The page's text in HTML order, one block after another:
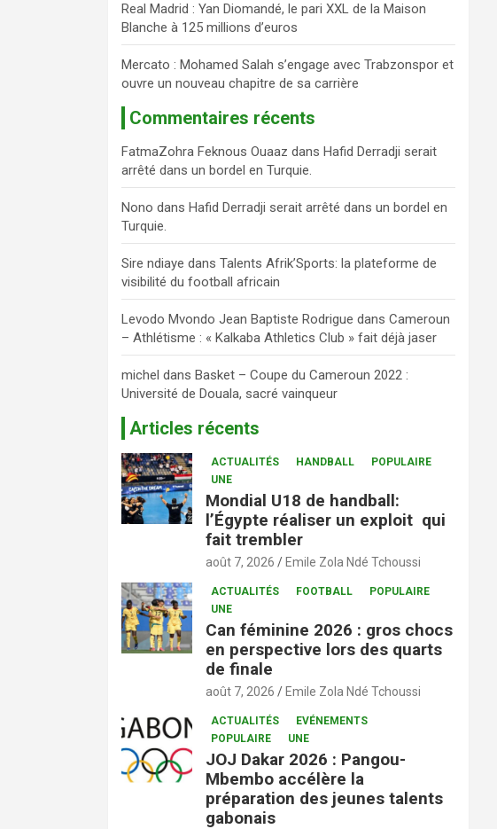
Real Madrid : Yan Diomandé, le pari XXL de la Maison
Blanche à 125 millions d’euros
Mercato : Mohamed Salah s’engage avec Trabzonspor et
ouvre un nouveau chapitre de sa carrière
Commentaires récents
FatmaZohra Feknous Ouaaz dansHafid Derradji serait
arrêté dans un bordel en Turquie.
Nono dansHafid Derradji serait arrêté dans un bordel en
Turquie.
Sire ndiaye dansTalents Afrik’Sports: la plateforme de
visibilité du football africain
Levodo Mvondo Jean Baptiste Rodrigue dansCameroun
– Athlétisme : « Kalkaba Athletics Club » fait déjà jaser
michel dansBasket – Coupe du Cameroun 2022 :
Université de Douala, sacré vainqueur
Articles récents
ACTUALITÉS HANDBALL
POPULAIRE
UNE
Mondial U18 de handball:
l’Égypte réaliser un exploit qui
fait trembler
août 7, 2026 Emile Zola Ndé Tchoussi
ACTUALITÉS FOOTBALL
POPULAIRE
UNE
Can féminine 2026 : gros chocs
en perspective lors des quarts
de finale
août 7, 2026 Emile Zola Ndé Tchoussi
ACTUALITÉS
EVÉNEMENTS
POPULAIRE
UNE
JOJ Dakar 2026 : Pangou-
Mbembo accélère la
préparation des jeunes talents
gabonais